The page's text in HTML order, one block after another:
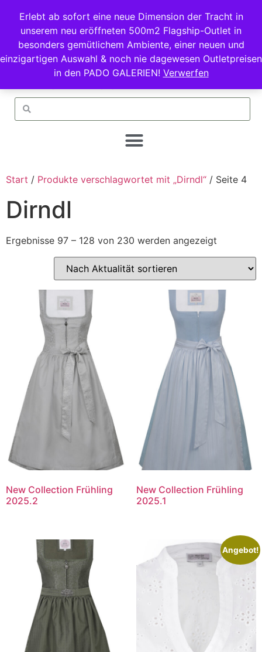
Erlebt ab sofort eine neue Dimension der Tracht in
unserem neu eröffneten 500m2 Flagship-Outlet in
besonders gemütlichem Ambiente, einer neuen und
einzigartigen Auswahl & noch nie dagewesen Outletpreisen
in den PADO GALERIEN! Verwerfen
Start / Produkte verschlagwortet mit „Dirndl“ / Seite 4
Dirndl
Ergebnisse 97 – 128 von 230 werden angezeigt
New Collection Frühling
2025.2
New Collection Frühling
2025.1
Angebot!